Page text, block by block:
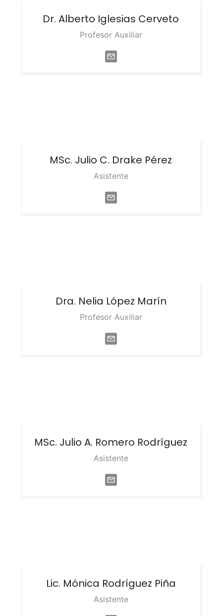
Dr. Alberto Iglesias Cerveto
Profesor Auxiliar
MSc. Julio C. Drake Pérez
Asistente
Dra. Nelia López Marín
Profesor Auxiliar
MSc. Julio A. Romero Rodríguez
Asistente
Lic. Mónica Rodríguez Piña
Asistente